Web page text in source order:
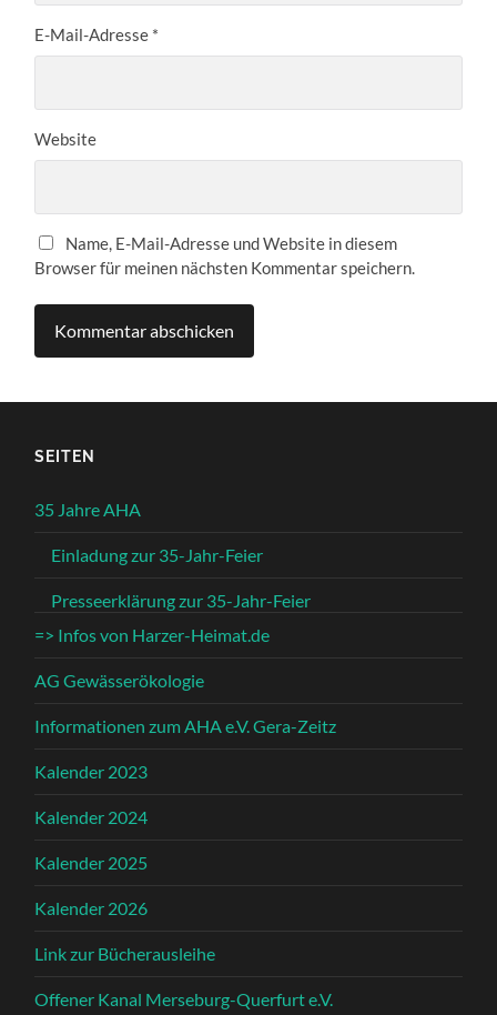
E-Mail-Adresse *
Website
Name, E-Mail-Adresse und Website in diesem
Browser für meinen nächsten Kommentar speichern.
SEITEN
35 Jahre AHA
Einladung zur 35-Jahr-Feier
Presseerklärung zur 35-Jahr-Feier
=> Infos von Harzer-Heimat.de
AG Gewässerökologie
Informationen zum AHA e.V. Gera-Zeitz
Kalender 2023
Kalender 2024
Kalender 2025
Kalender 2026
Link zur Bücherausleihe
Offener Kanal Merseburg-Querfurt e.V.